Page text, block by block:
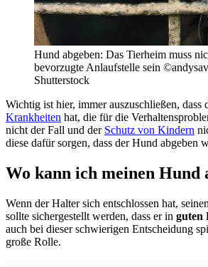
Hund abgeben: Das Tierheim muss
bevorzugte Anlaufstelle sein
Shutterstock
Wichtig ist hier, immer auszuschließen, dass
Krankheiten hat, die für die
nicht der Fall und der Schutz von Kindern
diese dafür sorgen, dass der Hund abgeben
Wo kann ich meinen Hund
Wenn der Halter sich entschlossen hat,
sollte sichergestellt werden, dass er in guten
auch bei dieser schwierigen Entscheidung
große Rolle.